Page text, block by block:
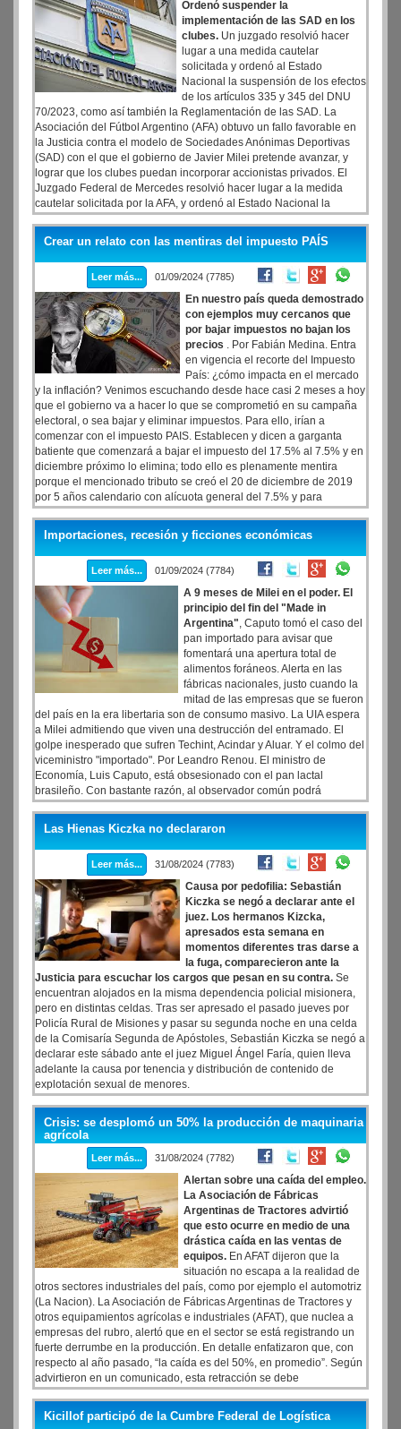
Ordenó suspender la
implementación de las SAD en los
clubes. Un juzgado resolvió hacer
lugar a una medida cautelar
solicitada y ordenó al Estado
Nacional la suspensión de los efectos
de los artículos 335 y 345 del DNU
70/2023, como así también la Reglamentación de las SAD. La
Asociación del Fútbol Argentino (AFA) obtuvo un fallo favorable en
la Justicia contra el modelo de Sociedades Anónimas Deportivas
(SAD) con el que el gobierno de Javier Milei pretende avanzar, y
lograr que los clubes puedan incorporar accionistas privados. El
Juzgado Federal de Mercedes resolvió hacer lugar a la medida
cautelar solicitada por la AFA, y ordenó al Estado Nacional la
suspensión de los efectos de los artículos 335 y 345 del DNU
70/2023, como así también la Reglamentación de las SAD. La
medida rige hasta que sea dictada la sentencia definitiva, según dio
a conocer el portal Doble Amarilla.
Crear un relato con las mentiras del impuesto PAÍS
Leer más... 01/09/2024 (7785)
En nuestro país queda demostrado
con ejemplos muy cercanos que
por bajar impuestos no bajan los
precios . Por Fabián Medina. Entra
en vigencia el recorte del Impuesto
País: ¿cómo impacta en el mercado
y la inflación? Venimos escuchando desde hace casi 2 meses a hoy
que el gobierno va a hacer lo que se comprometió en su campaña
electoral, o sea bajar y eliminar impuestos. Para ello, irían a
comenzar con el impuesto PAIS. Establecen y dicen a garganta
batiente que comenzará a bajar el impuesto del 17.5% al 7.5% y en
diciembre próximo lo elimina; todo ello es plenamente mentira
porque el mencionado tributo se creó el 20 de diciembre de 2019
por 5 años calendario con alícuota general del 7.5% y para
servicios digitales del 5%. En fecha 12 de diciembre de 2023, o sea
2 días después de asumir el actual gobierno, el Ministro de
Economía Luis Caputo comunicó que desde el día siguiente se
subía el impuesto a 17.5% en general y 8.5% para servicios
digitales/plataformas.
Importaciones, recesión y ficciones económicas
Leer más... 01/09/2024 (7784)
A 9 meses de Milei en el poder. El
principio del fin del "Made in
Argentina", Caputo tomó el caso del
pan importado para avisar que
fomentará una apertura total de
alimentos foráneos. Alerta en las
fábricas nacionales, justo cuando la
mitad de las empresas que se fueron
del país en la era libertaria son de consumo masivo. La UIA espera
a Milei admitiendo que viven una destrucción del entramado. El
golpe inesperado que sufren Techint, Acindar y Aluar. Y el colmo del
viceministro "importado". Por Leandro Renou. El ministro de
Economía, Luis Caputo, está obsesionado con el pan lactal
brasileño. Con bastante razón, al observador común podrá
parecerle una nimiedad, pero él y sus laderos en Hacienda están
fascinados con el buen ritmo de ventas que tiene el producto que,
tras varias reuniones en Buenos Aires y Río de Janeiro, dejaron que
el gigante Bauducco ingrese al país sin ningún control.
Las Hienas Kiczka no declararon
Leer más... 31/08/2024 (7783)
Causa por pedofilia: Sebastián
Kiczka se negó a declarar ante el
juez. Los hermanos Kizcka,
apresados esta semana en
momentos diferentes tras darse a
la fuga, comparecieron ante la
Justicia para escuchar los cargos que pesan en su contra. Se
encuentran alojados en la misma dependencia policial misionera,
pero en distintas celdas. Tras ser apresado el pasado jueves por
Policía Rural de Misiones y pasar su segunda noche en una celda
de la Comisaría Segunda de Apóstoles, Sebastián Kiczka se negó a
declarar este sábado ante el juez Miguel Ángel Faría, quien lleva
adelante la causa por tenencia y distribución de contenido de
explotación sexual de menores.
Crisis: se desplomó un 50% la producción de maquinaria
agrícola
Leer más... 31/08/2024 (7782)
Alertan sobre una caída del empleo.
La Asociación de Fábricas
Argentinas de Tractores advirtió
que esto ocurre en medio de una
drástica caída en las ventas de
equipos. En AFAT dijeron que la
situación no escapa a la realidad de
otros sectores industriales del país, como por ejemplo el automotriz
(La Nacion). La Asociación de Fábricas Argentinas de Tractores y
otros equipamientos agrícolas e industriales (AFAT), que nuclea a
empresas del rubro, alertó que en el sector se está registrando un
fuerte derrumbe en la producción. En detalle enfatizaron que, con
respecto al año pasado, “la caída es del 50%, en promedio”. Según
advirtieron en un comunicado, esta retracción se debe
principalmente a la caída en las ventas de maquinaria agrícola.
Kicillof participó de la Cumbre Federal de Logística